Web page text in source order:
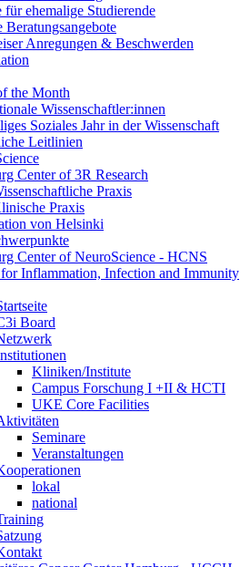
für ehemalige Studierende
Beratungsangebote
Anregungen & Beschwerden
the Month
Wissenschaftler:innen
Soziales Jahr in der Wissenschaft
Leitlinien
Center of 3R Research
Praxis
Praxis
von Helsinki
Center of NeuroScience - HCNS
Inflammation, Infection and Immunity
Board
Kliniken/Institute
Campus Forschung I +II & HCTI
UKE Core Facilities
Seminare
Veranstaltungen
lokal
national